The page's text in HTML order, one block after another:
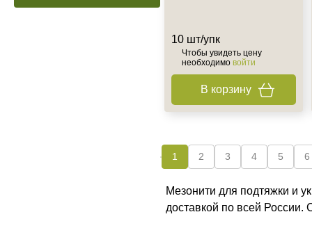
10 шт/упк
Чтобы увидеть цену
необходимо войти
В корзину
1 2 3 4 5 6
Мезонити для подтяжки и
доставкой по всей